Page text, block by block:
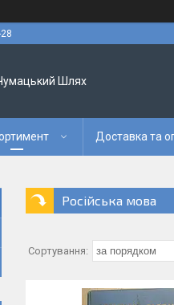
Шлях
Доставка та
Російська мова